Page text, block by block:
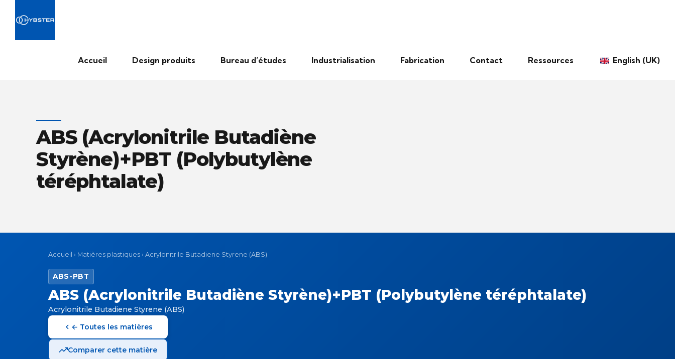
Accueil Design produits Bureau d’études Industrialisation Fabrication Contact Ressources English (UK)
ABS (Acrylonitrile Butadiène
Styrène)+PBT (Polybutylène
téréphtalate)
Accueil › Matières plastiques › Acrylonitrile Butadiene Styrene (ABS)
ABS-PBT
ABS (Acrylonitrile Butadiène Styrène)+PBT (Polybutylène téréphtalate)
Acrylonitrile Butadiene Styrene (ABS)
← Toutes les matières
Comparer cette matière